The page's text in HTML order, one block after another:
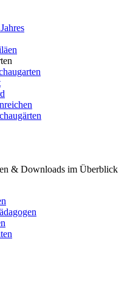
& Downloads im Überblick